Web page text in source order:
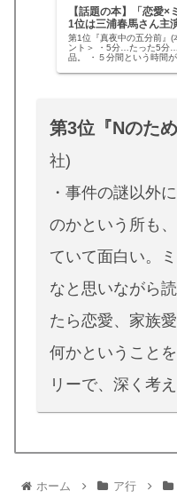
【話題の本】「恋愛×
1位は三浦春馬さん主
第1位『真夜中の五分前』(
ント＞ ・5分…たった5分
品。 ・５分間という時間
第3位『Nのため
社)
・事件の謎以外
のかという所も
ていて面白い。
なと思いながら
たら恋愛、家族
何かということ
リーで、深く考
ホーム ア行